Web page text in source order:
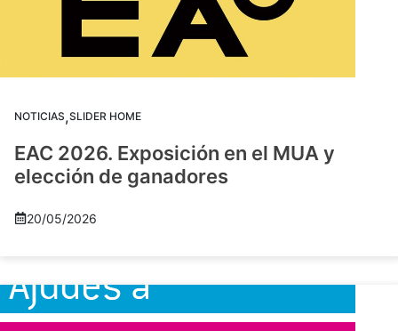
NOTICIAS,SLIDER HOME
EAC 2026. Exposición en el MUA y
elección de ganadores
20/05/2026